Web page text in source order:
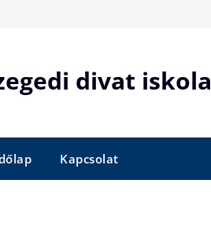
divat iskola
Kapcsolat